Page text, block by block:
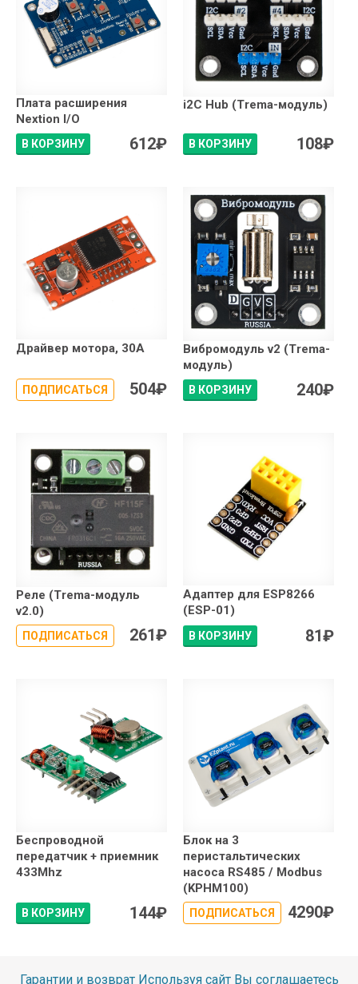
Плата расширения
Nextion I/O
В КОРЗИНУ 612₽
i2C Hub (Trema-модуль)
В КОРЗИНУ 108₽
Драйвер мотора, 30A
ПОДПИСАТЬСЯ 504₽
Вибромодуль v2 (Trema-
модуль)
В КОРЗИНУ 240₽
Реле (Trema-модуль
v2.0)
ПОДПИСАТЬСЯ 261₽
Адаптер для ESP8266
(ESP-01)
В КОРЗИНУ 81₽
Беспроводной
передатчик + приемник
433Mhz
В КОРЗИНУ 144₽
Блок на 3
перистальтических
насоса RS485 / Modbus
(KPHM100)
ПОДПИСАТЬСЯ 4290₽
Гарантии и возврат Используя сайт Вы соглашаетесь